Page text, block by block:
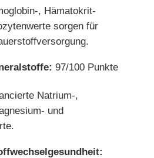
, Hämatokrit-
sorgen für
97/100 Punkte
Natrium-,
und